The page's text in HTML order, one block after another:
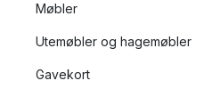
Møbler
Utemøbler og hagemøbler
Gavekort